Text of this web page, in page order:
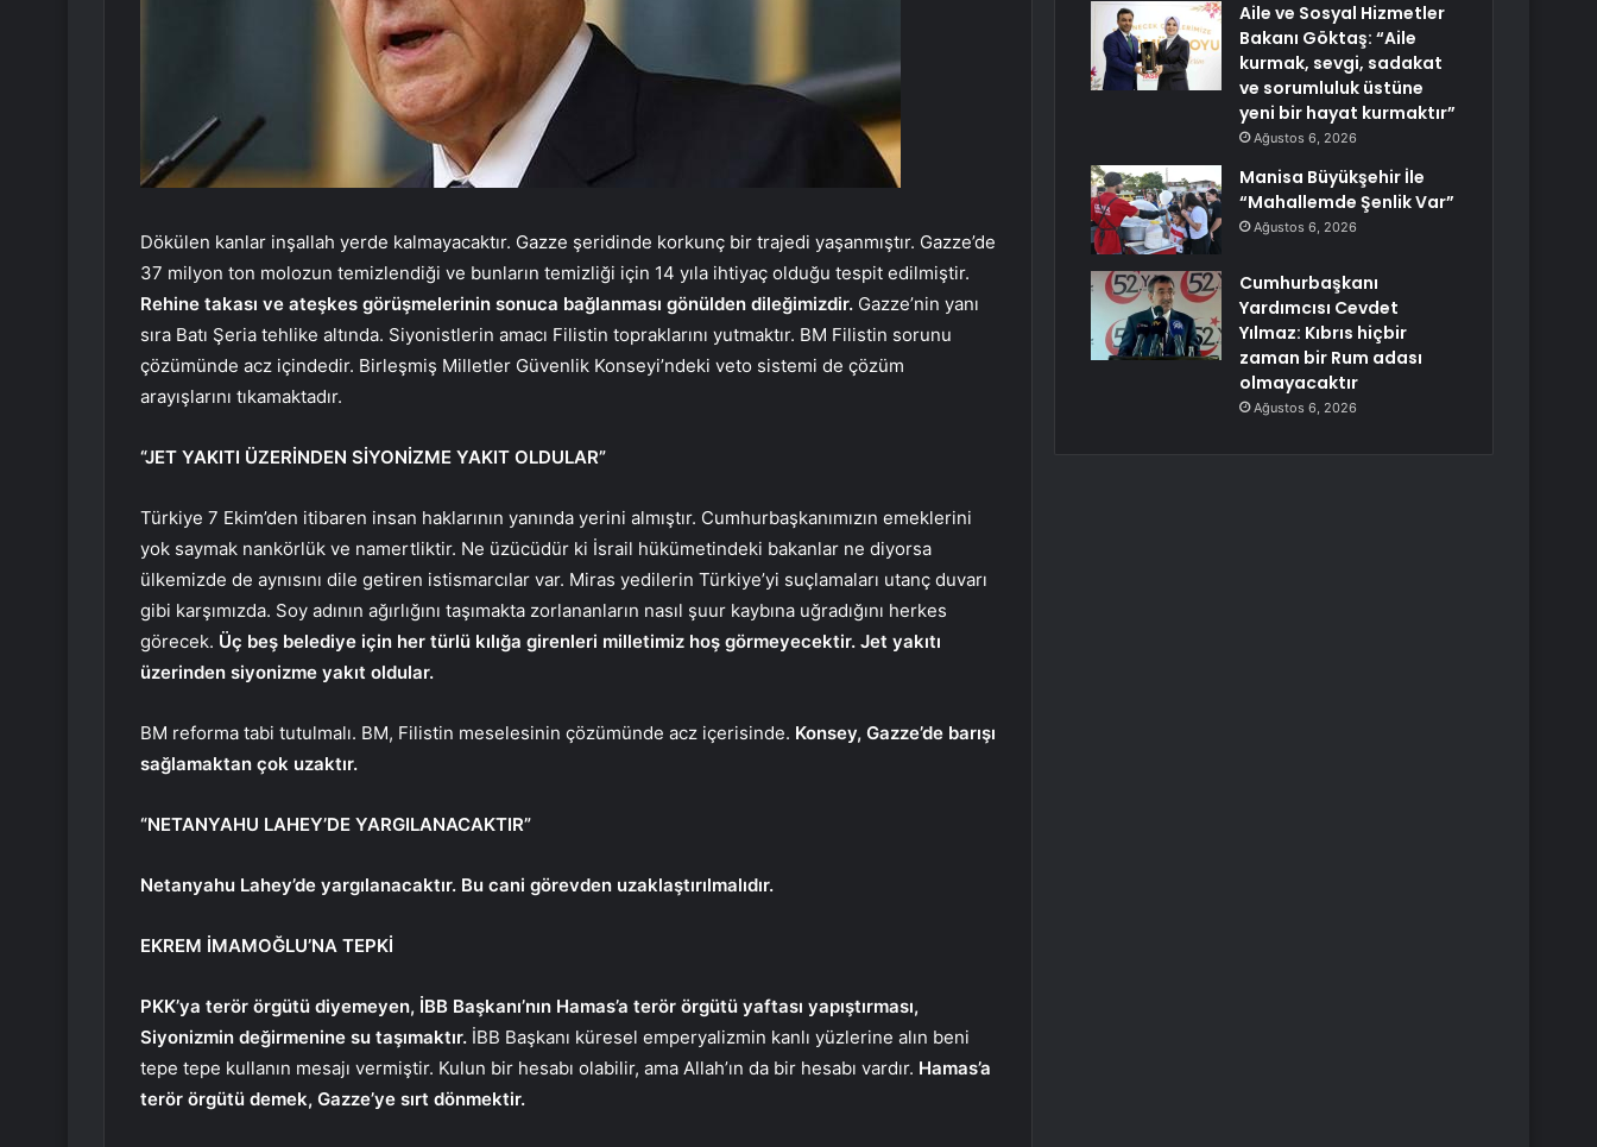
Dökülen kanlar inşallah yerde kalmayacaktır. Gazze şeridinde korkunç bir trajedi yaşanmıştır. Gazze’de
37 milyon ton molozun temizlendiği ve bunların temizliği için 14 yıla ihtiyaç olduğu tespit edilmiştir.
Rehine takası ve ateşkes görüşmelerinin sonuca bağlanması gönülden dileğimizdir. Gazze’nin yanı
sıra Batı Şeria tehlike altında. Siyonistlerin amacı Filistin topraklarını yutmaktır. BM Filistin sorunu
çözümünde acz içindedir. Birleşmiş Milletler Güvenlik Konseyi’ndeki veto sistemi de çözüm
arayışlarını tıkamaktadır.
“JET YAKITI ÜZERİNDEN SİYONİZME YAKIT OLDULAR”
Türkiye 7 Ekim’den itibaren insan haklarının yanında yerini almıştır. Cumhurbaşkanımızın emeklerini
yok saymak nankörlük ve namertliktir. Ne üzücüdür ki İsrail hükümetindeki bakanlar ne diyorsa
ülkemizde de aynısını dile getiren istismarcılar var. Miras yedilerin Türkiye’yi suçlamaları utanç duvarı
gibi karşımızda. Soy adının ağırlığını taşımakta zorlananların nasıl şuur kaybına uğradığını herkes
görecek. Üç beş belediye için her türlü kılığa girenleri milletimiz hoş görmeyecektir. Jet yakıtı
üzerinden siyonizme yakıt oldular.
BM reforma tabi tutulmalı. BM, Filistin meselesinin çözümünde acz içerisinde. Konsey, Gazze’de barışı
sağlamaktan çok uzaktır.
“NETANYAHU LAHEY’DE YARGILANACAKTIR”
Netanyahu Lahey’de yargılanacaktır. Bu cani görevden uzaklaştırılmalıdır.
EKREM İMAMOĞLU’NA TEPKİ
PKK’ya terör örgütü diyemeyen, İBB Başkanı’nın Hamas’a terör örgütü yaftası yapıştırması,
Siyonizmin değirmenine su taşımaktır. İBB Başkanı küresel emperyalizmin kanlı yüzlerine alın beni
tepe tepe kullanın mesajı vermiştir. Kulun bir hesabı olabilir, ama Allah’ın da bir hesabı vardır. Hamas’a
terör örgütü demek, Gazze’ye sırt dönmektir.
Aile ve Sosyal Hizmetler
Bakanı Göktaş: “Aile
kurmak, sevgi, sadakat
ve sorumluluk üstüne
yeni bir hayat kurmaktır”
Ağustos 6, 2026
Manisa Büyükşehir İle
“Mahallemde Şenlik Var”
Ağustos 6, 2026
Cumhurbaşkanı
Yardımcısı Cevdet
Yılmaz: Kıbrıs hiçbir
zaman bir Rum adası
olmayacaktır
Ağustos 6, 2026